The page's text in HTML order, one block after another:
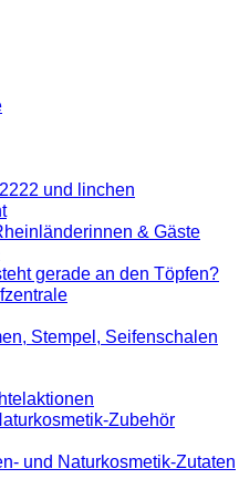
und linchen
& Gäste
gerade an den Töpfen?
Stempel, Seifenschalen
Zubehör
und Naturkosmetik-Zutaten